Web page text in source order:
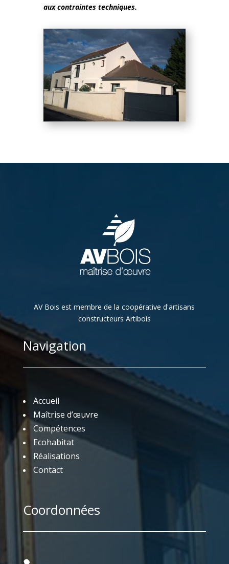
aux contraintes techniques.
AV Bois est membre de la coopérative d'artisans
constructeurs Artibois
Navigation
Accueil
Maîtrise d’œuvre
Compétences
Ecohabitat
Réalisations
Contact
Coordonnées